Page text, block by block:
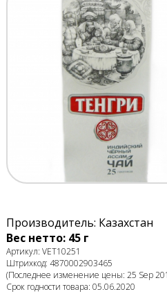
Производитель: Казахстан
Вес нетто: 45 г
Артикул: VET10251
Штрихкод: 4870002903465
(Последнее изменение цены: 25 Sep
Срок годности товара: 05.06.2020